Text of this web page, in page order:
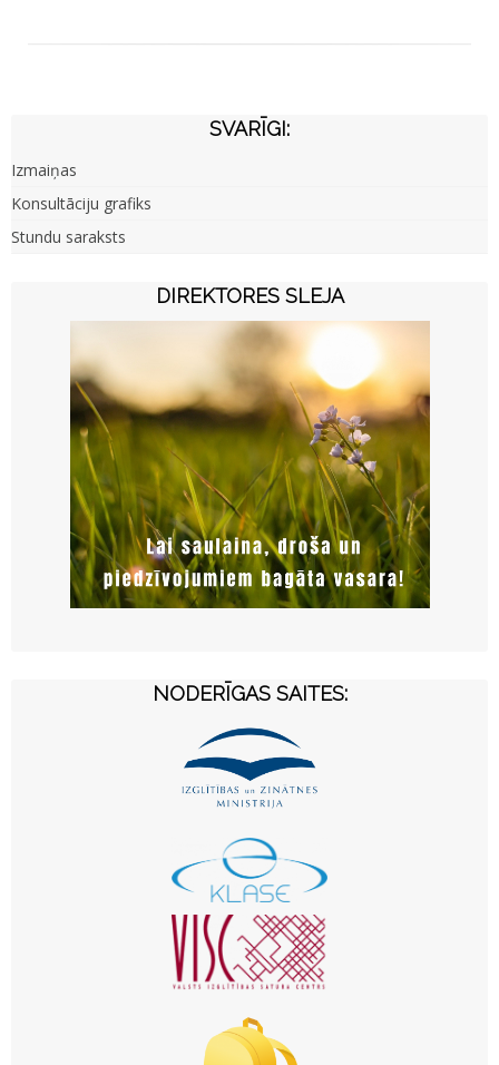
SVARĪGI:
Izmaiņas
Konsultāciju grafiks
Stundu saraksts
DIREKTORES SLEJA
NODERĪGAS SAITES: